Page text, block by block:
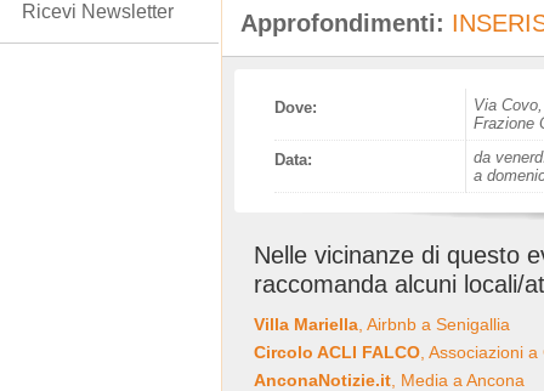
Approfondimenti:
Dove:
Via
Frazione
Data:
da
a
Nelle vicinanze di questo
raccomanda alcuni locali/
Villa Mariella , Airbnb a Senigallia
Circolo ACLI FALCO , Associazioni
AnconaNotizie.it , Media a Ancona
Ricevi Newsletter